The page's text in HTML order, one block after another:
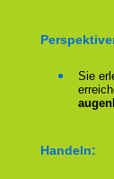
Sie
Handeln: